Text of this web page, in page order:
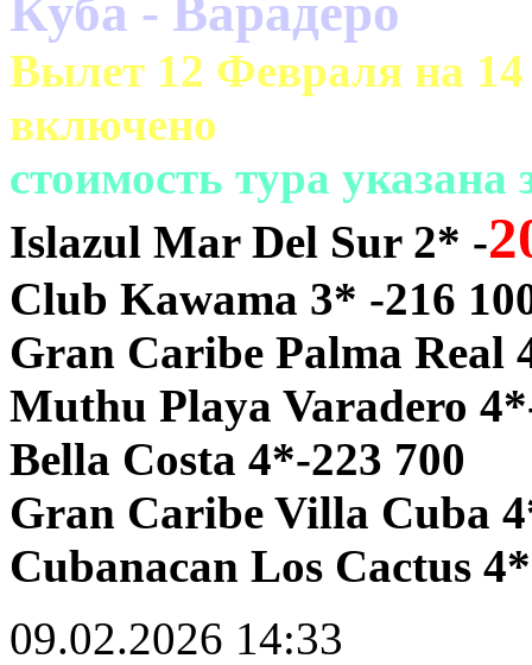
Куба - Варадеро
Вылет 12 Февраля на 14
включено
cтоимость тура
Islazul Mar Del Sur 2* -
Club Kawama 3* -216
Gran Caribe Palma Real
Muthu Playa Varadero
Bella Costa 4*-223 700
Gran Caribe Villa Cuba
Cubanacan Los Cactus
09.02.2026 14:33